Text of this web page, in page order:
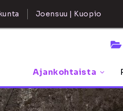
Joensuu | Kuopio
Ajankohtaista